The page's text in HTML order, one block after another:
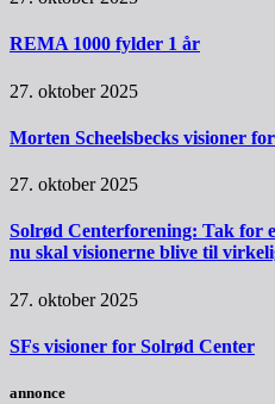
REMA 1000 fylder 1 år
27. oktober 2025
Morten Scheelsbecks visioner
27. oktober 2025
Solrød Centerforening: Tak for
nu skal visionerne blive til
27. oktober 2025
SFs visioner for Solrød Center
annonce